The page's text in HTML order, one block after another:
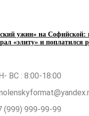
ужин» на Софийской:
«элиту» и поплатился
ВС : 8:00-18:00
(999) 999-99-99